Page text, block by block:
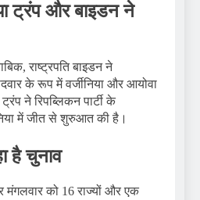
ट्रंप और बाइडन ने
राष्ट्रपति बाइडन ने
के रूप में वर्जीनिया और आयोवा
ने रिपब्लिकन पार्टी के
में जीत से शुरुआत की है।
है चुनाव
मंगलवार को 16 राज्यों और एक